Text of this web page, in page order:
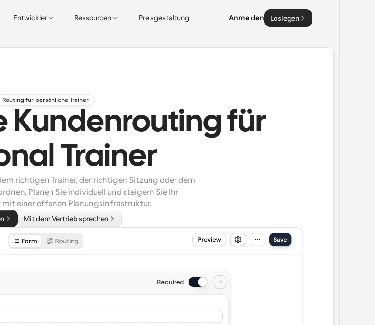
Entwickler Ressourcen Preisgestaltung Anmelden Loslegen
Routing für persönliche Trainer
Kundenrouting für
Trainer
richtigen Trainer, der richtigen Sitzung oder dem
Planen Sie individuell und steigern Sie Ihr
einer offenen Planungsinfrastruktur.
Mit dem Vertrieb sprechen